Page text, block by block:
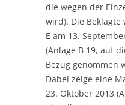
die wegen der
wird). Die
E am 13.
(Anlage B 19, auf
Bezug genommen
Dabei zeige eine
23. Oktober 2013